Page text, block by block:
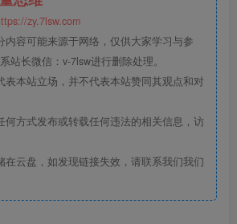
zy.7lsw.com
内容可能来源于网络，仅供大家学习与参
站长微信：v-7lsw进行删除处理。
表本站立场，并不代表本站赞同其观点和对
何方式发布或转载任何违法的相关信息，访
在云盘，如发现链接失效，请联系我们我们